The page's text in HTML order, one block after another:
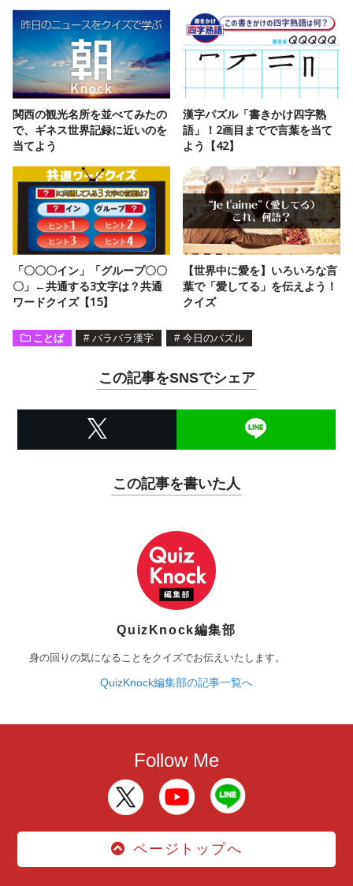
関西の観光名所を並べてみたの
で、ギネス世界記録に近いのを
当てよう
漢字パズル「書きかけ四字熟
語」！2画目までで言葉を当て
よう【42】
「〇〇〇イン」「グループ〇〇
〇」←共通する3文字は？共通
ワードクイズ【15】
【世界中に愛を】いろいろな言
葉で「愛してる」を伝えよう！
クイズ
ことば # バラバラ漢字 # 今日のパズル
この記事をSNSでシェア
この記事を書いた人
QuizKnock編集部
身の回りの気になることをクイズでお伝えいたします。
QuizKnock編集部の記事一覧へ
Follow Me
ページトップへ